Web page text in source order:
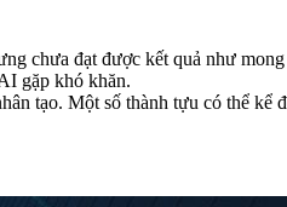
chưa đạt được kết quả như
gặp khó khăn.
tạo. Một số thành tựu có thể kể